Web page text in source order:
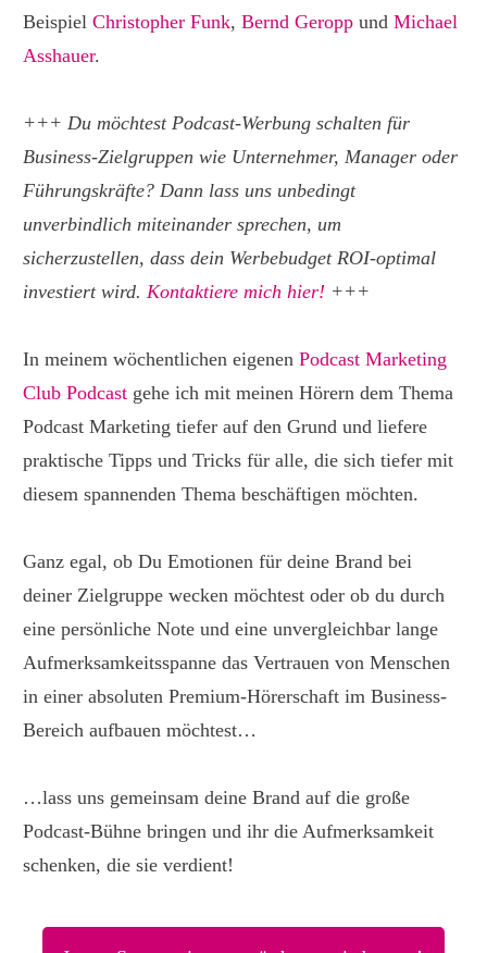
Beispiel Christopher Funk, Bernd Geropp und Michael
Asshauer.
+++ Du möchtest Podcast-Werbung schalten für
Business-Zielgruppen wie Unternehmer, Manager oder
Führungskräfte? Dann lass uns unbedingt
unverbindlich miteinander sprechen, um
sicherzustellen, dass dein Werbebudget ROI-optimal
investiert wird. Kontaktiere mich hier! +++
In meinem wöchentlichen eigenen Podcast Marketing
Club Podcast gehe ich mit meinen Hörern dem Thema
Podcast Marketing tiefer auf den Grund und liefere
praktische Tipps und Tricks für alle, die sich tiefer mit
diesem spannenden Thema beschäftigen möchten.
Ganz egal, ob Du Emotionen für deine Brand bei
deiner Zielgruppe wecken möchtest oder ob du durch
eine persönliche Note und eine unvergleichbar lange
Aufmerksamkeitsspanne das Vertrauen von Menschen
in einer absoluten Premium-Hörerschaft im Business-
Bereich aufbauen möchtest…
…lass uns gemeinsam deine Brand auf die große
Podcast-Bühne bringen und ihr die Aufmerksamkeit
schenken, die sie verdient!